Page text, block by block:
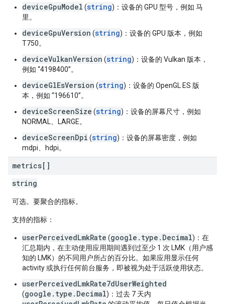
deviceGpuModel (string)：设备的 GPU 型号，例如 马
里。
deviceGpuVersion (string)：设备的 GPU 版本，例如
T750。
deviceVulkanVersion (string)：设备的 Vulkan 版本，
例如 “4198400”。
deviceGlEsVersion (string)：设备的 OpenGL ES 版
本，例如 “196610”。
deviceScreenSize (string)：设备的屏幕尺寸，例如
NORMAL、LARGE。
deviceScreenDpi (string)：设备的屏幕密度，例如
mdpi、hdpi。
metrics[]
string
可选。要聚合的指标。
支持的指标 ：
userPerceivedLmkRate (google.type.Decimal)：在
汇总期内，在主动使用应用期间遇到过至少 1 次 LMK（用户感
知的 LMK）的不同用户所占的百分比。如果应用显示任何
activity 或执行任何前台服务，即被视为处于活跃使用状态。
userPerceivedLmkRate7dUserWeighted
(google.type.Decimal)：过去 7 天内